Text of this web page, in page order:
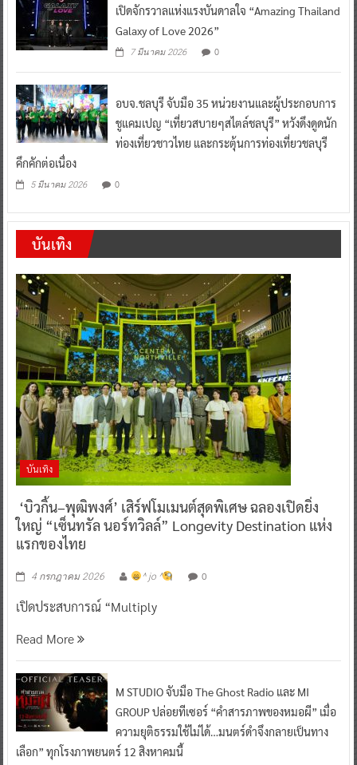
เปิดจักรวาลแห่งแรงบันดาลใจ “Amazing Thailand
Galaxy of Love 2026”
7 มีนาคม 2026 0
อบจ.ชลบุรี จับมือ 35 หน่วยงานและผู้ประกอบการ
ชูแคมเปญ “เที่ยวสบายๆสไตล์ชลบุรี” หวังดึงดูดนัก
ท่องเที่ยวชาวไทย และกระตุ้นการท่องเที่ยวชลบุรี
คึกคักต่อเนื่อง
5 มีนาคม 2026 0
บันเทิง
บันเทิง
‘บิวกิ้น–พุฒิพงศ์’ เสิร์ฟโมเมนต์สุดพิเศษ ฉลองเปิดยิ่ง
ใหญ่ “เซ็นทรัล นอร์ทวิลล์” Longevity Destination แห่ง
แรกของไทย
4 กรกฎาคม 2026 ^ jo ^ 0
เปิดประสบการณ์ “Multiply
Read More
M STUDIO จับมือ The Ghost Radio และ MI
GROUP ปล่อยทีเซอร์ “คำสารภาพของหมอผี” เมื่อ
ความยุติธรรมใช้ไม่ได้…มนตร์ดำจึงกลายเป็นทาง
เลือก” ทุกโรงภาพยนตร์ 12 สิงหาคมนี้